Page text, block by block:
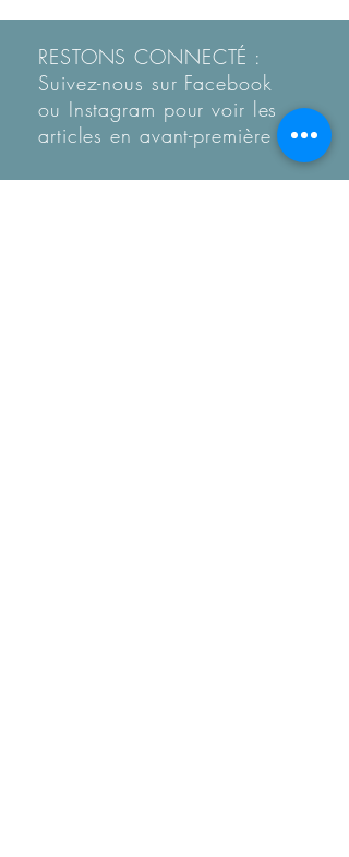
RESTONS CONNECTÉ :
Suivez-nous sur Facebook
ou Instagram pour voir les
articles en avant-première